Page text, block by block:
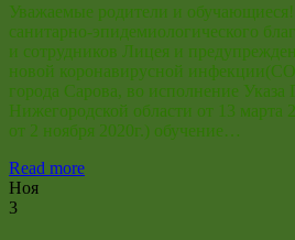
Уважаемые родители и
санитарно-эпидемиологического
и сотрудников Лицея и
новой коронавирусной
города Сарова, во исполнение Указа
Нижегородской области от 13 марта
от 2 ноября 2020г.) обучение…
Read more
Ноя
3